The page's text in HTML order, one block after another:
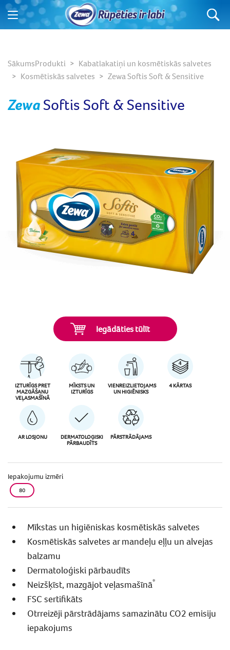
SākumsProdukti
Kabatlakatiņi un kosmētiskās salvetes
Kosmētiskās salvetes
Zewa Softis Soft & Sensitive
ZewaSoftis Soft & Sensitive
Iegādāties tūlīt
IZTURĪGS PRET
MAZGĀŠANU
VEĻASMAŠĪNĀ
MĪKSTS UN
IZTURĪGS
VIENREIZLIETOJAMS
UN HIGIĒNISKS
4 KĀRTAS
AR LOSJONU
DERMATOLOĢISKI
PĀRBAUDĪTS
PĀRSTRĀDĀJAMS
Iepakojumu izmēri
80
Mīkstas un higiēniskas kosmētiskās salvetes
Kosmētiskās salvetes ar mandeļu eļļu un alvejas
balzamu
Dermatoloģiski pārbaudīts
Neizšķīst, mazgājot veļasmašīnā*
FSC sertifikāts
Otrreizēji pārstrādājams samazinātu CO2 emisiju
iepakojums